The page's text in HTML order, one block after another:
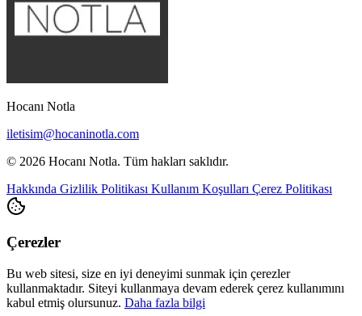
Hocanı Notla
iletisim@hocaninotla.com
© 2026 Hocanı Notla. Tüm hakları saklıdır.
Hakkında Gizlilik Politikası Kullanım Koşulları Çerez Politikası
Çerezler
Bu web sitesi, size en iyi deneyimi sunmak için çerezler
kullanmaktadır. Siteyi kullanmaya devam ederek çerez kullanımını
kabul etmiş olursunuz. Daha fazla bilgi